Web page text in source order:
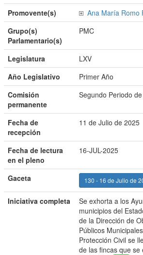
Promovente(s)
Ana María Romo
Grupo(s)
Parlamentario(s)
PMC
Legislatura
LXV
Año Legislativo
Primer Año
Comisión
permanente
Segundo Periodo
Fecha de
recepción
11 de Julio de 2025
Fecha de lectura
en el pleno
16-JUL-2025
Gaceta 130 - 16 de Julio de
Iniciativa completa
Se exhorta a los
municipios del
de la Dirección de
Públicos
Protección Civil se
de las fincas que